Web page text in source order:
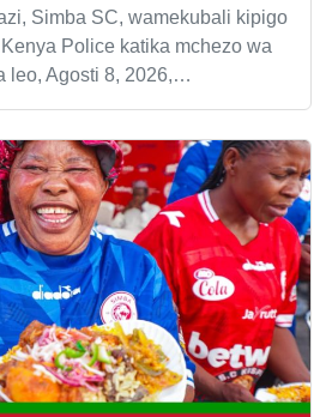
Simba SC, wamekubali kipigo
Police katika mchezo wa
leo, Agosti 8, 2026,…